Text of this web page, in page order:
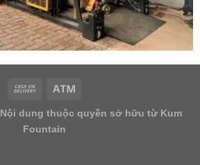
Nội dung thuộc quyền sở hữu từ Kum
Fountain